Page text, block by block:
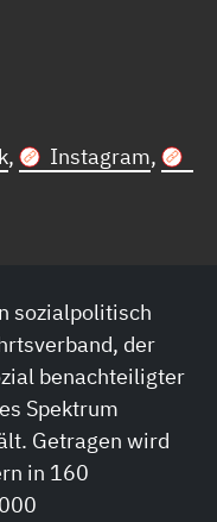
, Instagram,
sozialpolitisch
der
benachteiligter
Spektrum
Getragen wird
in 160